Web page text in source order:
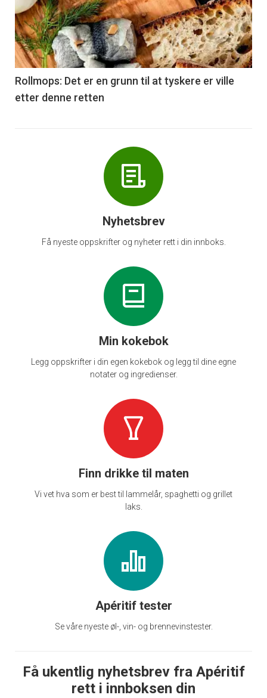
akkurat
nå
-
6
Rollmops: Det er en grunn til at tyskere er ville
etter denne retten
Nyhetsbrev
Få nyeste oppskrifter og nyheter rett i din innboks.
Min kokebok
Legg oppskrifter i din egen kokebok og legg til dine egne
notater og ingredienser.
Finn drikke til maten
Vi vet hva som er best til lammelår, spaghetti og grillet
laks.
Apéritif tester
Se våre nyeste øl-, vin- og brennevinstester.
Få ukentlig nyhetsbrev fra Apéritif
rett i innboksen din